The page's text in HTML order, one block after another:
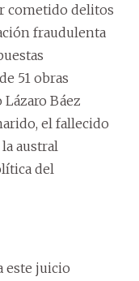
cometido delitos
fraudulenta
51 obras
Báez
el fallecido
austral
del
este juicio